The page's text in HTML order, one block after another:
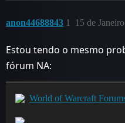
anon44688843 15 de
1
Estou tendo o mesmo
fórum NA:
World of Warcraft